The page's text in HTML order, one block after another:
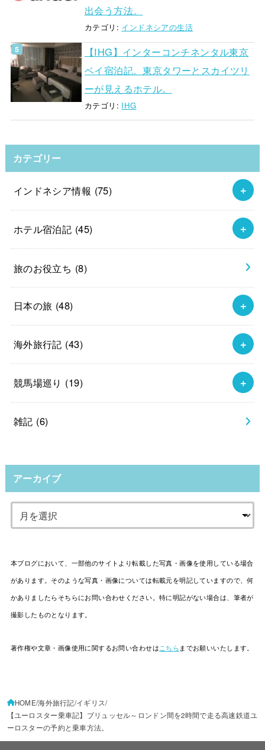
出会う方法。
カテゴリ: インドネシアの生活
【IHG】インターコンチネンタル東京
ベイ宿泊記。東京タワーとスカイツリ
ーが見えるホテル。
カテゴリ: IHG
カテゴリー
インドネシア情報 (75)
ホテル宿泊記 (45)
旅のお役立ち (8)
日本の旅 (48)
海外旅行記 (43)
競馬場巡り (19)
雑記 (6)
アーカイブ
本ブログにおいて、一部他のサイトより転載した写真・画像を使用している場合
があります。そのような写真・画像については転載元を明記していますので、何
かありましたらそちらにお問い合わせください。特に明記がない場合は、筆者が
撮影したものとなります。
著作権や文章・画像使用に関するお問い合わせは こちら までお願いいたします。
HOME 海外旅行記 イギリス
【ユーロスター乗車記】ブリュッセル～ロンドン間を2時間で走る高速鉄道ユ
ーロスターの予約と乗車方法。